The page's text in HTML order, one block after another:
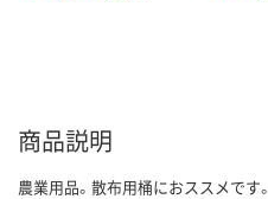
商品説明
農業用品。散布用桶におススメです。